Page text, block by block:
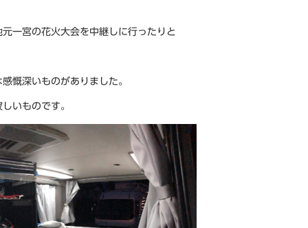
一宮の花火大会を中継しに行ったりと
慨深いものがありました。
いものです。